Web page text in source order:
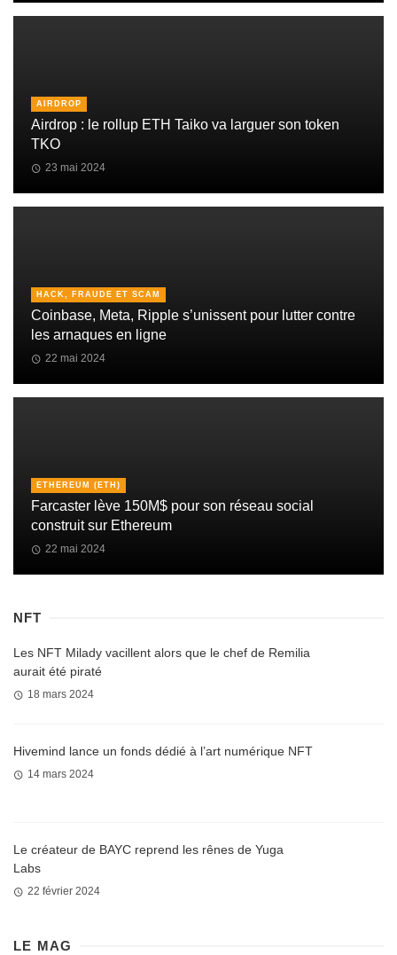
AIRDROP
Airdrop : le rollup ETH Taiko va larguer son token
TKO
23 mai 2024
HACK, FRAUDE ET SCAM
Coinbase, Meta, Ripple s’unissent pour lutter contre
les arnaques en ligne
22 mai 2024
ETHEREUM (ETH)
Farcaster lève 150M$ pour son réseau social
construit sur Ethereum
22 mai 2024
NFT
Les NFT Milady vacillent alors que le chef de Remilia
aurait été piraté
18 mars 2024
Hivemind lance un fonds dédié à l’art numérique NFT
14 mars 2024
Le créateur de BAYC reprend les rênes de Yuga
Labs
22 février 2024
LE MAG